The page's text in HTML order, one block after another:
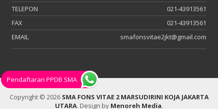
TELEPON
021-43913561
FAX
021-43913561
EMAIL
smafonsvitae2jkt@gmail.com
Copyright © 2026 SMA FONS VITAE 2 MARSUDIRINI KOJA JAKARTA
UTARA. Design by Menoreh Media.
Pendaftaran PPDB SMA